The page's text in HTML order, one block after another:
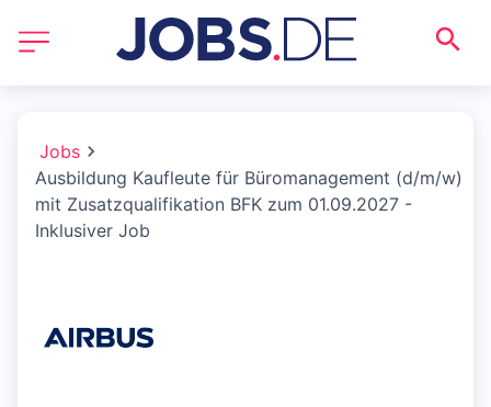
Jobs
Ausbildung Kaufleute für Büromanagement (d/m/w)
mit Zusatzqualifikation BFK zum 01.09.2027 -
Inklusiver Job